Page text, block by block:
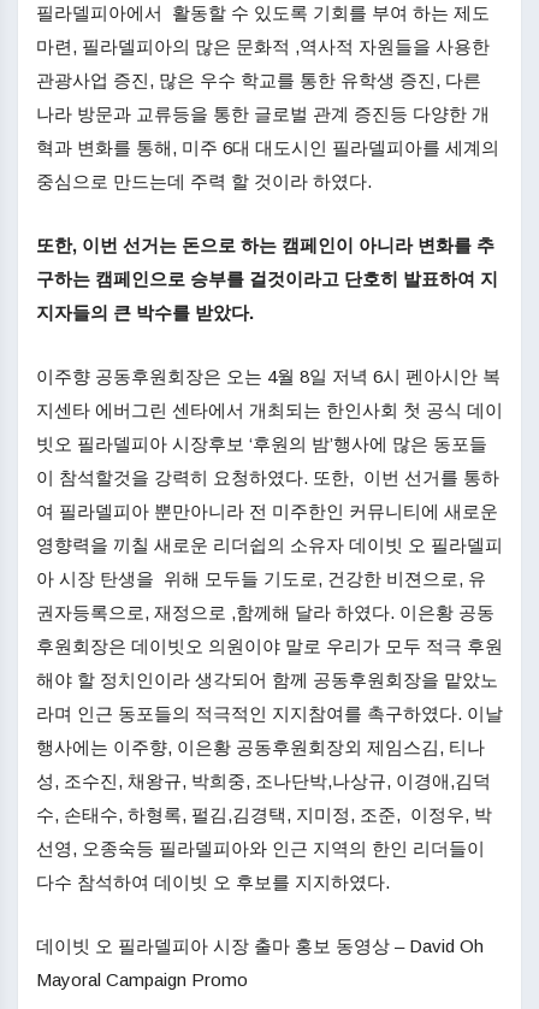
필라델피아에서 활동할 수 있도록 기회를 부여 하는 제도
마련, 필라델피아의 많은 문화적 ,역사적 자원들을 사용한
관광사업 증진, 많은 우수 학교를 통한 유학생 증진, 다른
나라 방문과 교류등을 통한 글로벌 관계 증진등 다양한 개
혁과 변화를 통해, 미주 6대 대도시인 필라델피아를 세계의
중심으로 만드는데 주력 할 것이라 하였다.
또한, 이번 선거는 돈으로 하는 캠페인이 아니라 변화를 추
구하는 캠페인으로 승부를 걸것이라고 단호히 발표하여 지
지자들의 큰 박수를 받았다.
이주향 공동후원회장은 오는 4월 8일 저녁 6시 펜아시안 복
지센타 에버그린 센타에서 개최되는 한인사회 첫 공식 데이
빗오 필라델피아 시장후보 ‘후원의 밤’행사에 많은 동포들
이 참석할것을 강력히 요청하였다. 또한, 이번 선거를 통하
여 필라델피아 뿐만아니라 전 미주한인 커뮤니티에 새로운
영향력을 끼칠 새로운 리더쉽의 소유자 데이빗 오 필라델피
아 시장 탄생을 위해 모두들 기도로, 건강한 비젼으로, 유
권자등록으로, 재정으로 ,함께해 달라 하였다. 이은황 공동
후원회장은 데이빗오 의원이야 말로 우리가 모두 적극 후원
해야 할 정치인이라 생각되어 함께 공동후원회장을 맡았노
라며 인근 동포들의 적극적인 지지참여를 촉구하였다. 이날
행사에는 이주향, 이은황 공동후원회장외 제임스김, 티나
성, 조수진, 채왕규, 박희중, 조나단박,나상규, 이경애,김덕
수, 손태수, 하형록, 펄김,김경택, 지미정, 조준, 이정우, 박
선영, 오종숙등 필라델피아와 인근 지역의 한인 리더들이
다수 참석하여 데이빗 오 후보를 지지하였다.
데이빗 오 필라델피아 시장 출마 홍보 동영상 – David Oh
Mayoral Campaign Promo